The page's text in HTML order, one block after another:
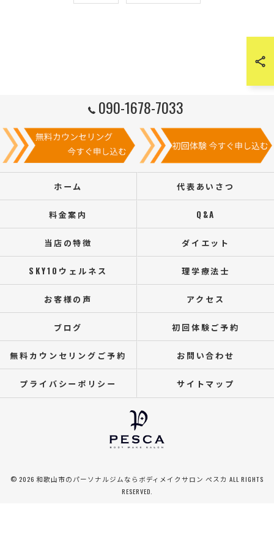
090-1678-7033
ホーム 代表あいさつ
料金案内 Q&A
当店の特徴 ダイエット
SKY10ウェルネス 理学療法士
お客様の声 アクセス
ブログ 初回体験ご予約
無料カウンセリングご予約 お問い合わせ
プライバシーポリシー サイトマップ
© 2026 和歌山市のパーソナルジムならボディメイクサロン ぺスカ ALL RIGHTS
RESERVED.